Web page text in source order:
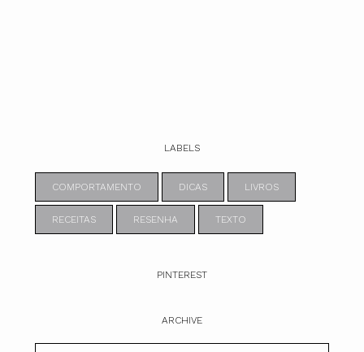
LABELS
COMPORTAMENTO DICAS LIVROS
RECEITAS RESENHA TEXTO
PINTEREST
ARCHIVE